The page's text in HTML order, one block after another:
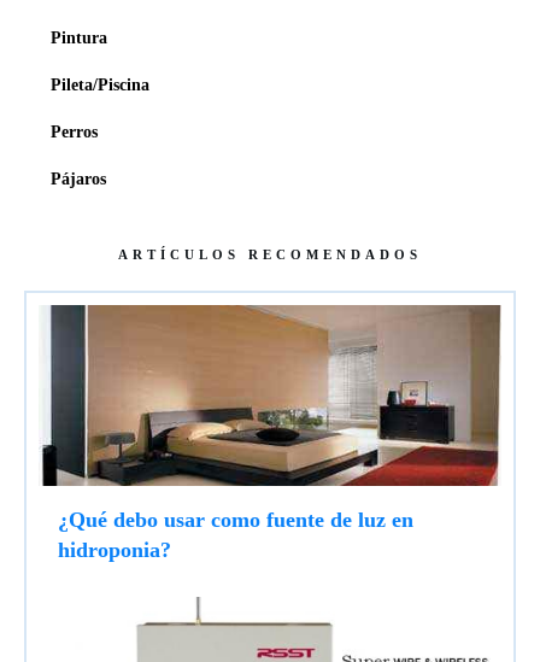
Pintura
Pileta/Piscina
Perros
Pájaros
ARTÍCULOS RECOMENDADOS
¿Qué debo usar como fuente de luz en
hidroponia?